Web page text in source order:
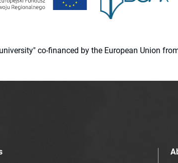
co-financed by the European Union